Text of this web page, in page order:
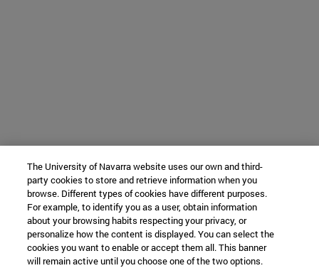
The University of Navarra website uses our own and third-
party cookies to store and retrieve information when you
browse. Different types of cookies have different purposes.
For example, to identify you as a user, obtain information
about your browsing habits respecting your privacy, or
personalize how the content is displayed. You can select the
cookies you want to enable or accept them all. This banner
will remain active until you choose one of the two options.